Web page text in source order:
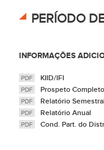
PERÍODO
INFORMAÇÕES
KIID/IFI
Prospeto Completo
Relatório Semestral
Relatório Anual
Cond. Part. do